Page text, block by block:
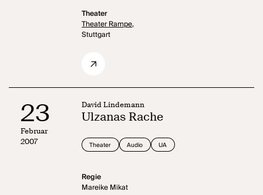
Theater
Theater Rampe,
Stuttgart
23
Februar
2007
David Lindemann
Ulzanas Rache
Theater Audio UA
Regie
Mareike Mikat